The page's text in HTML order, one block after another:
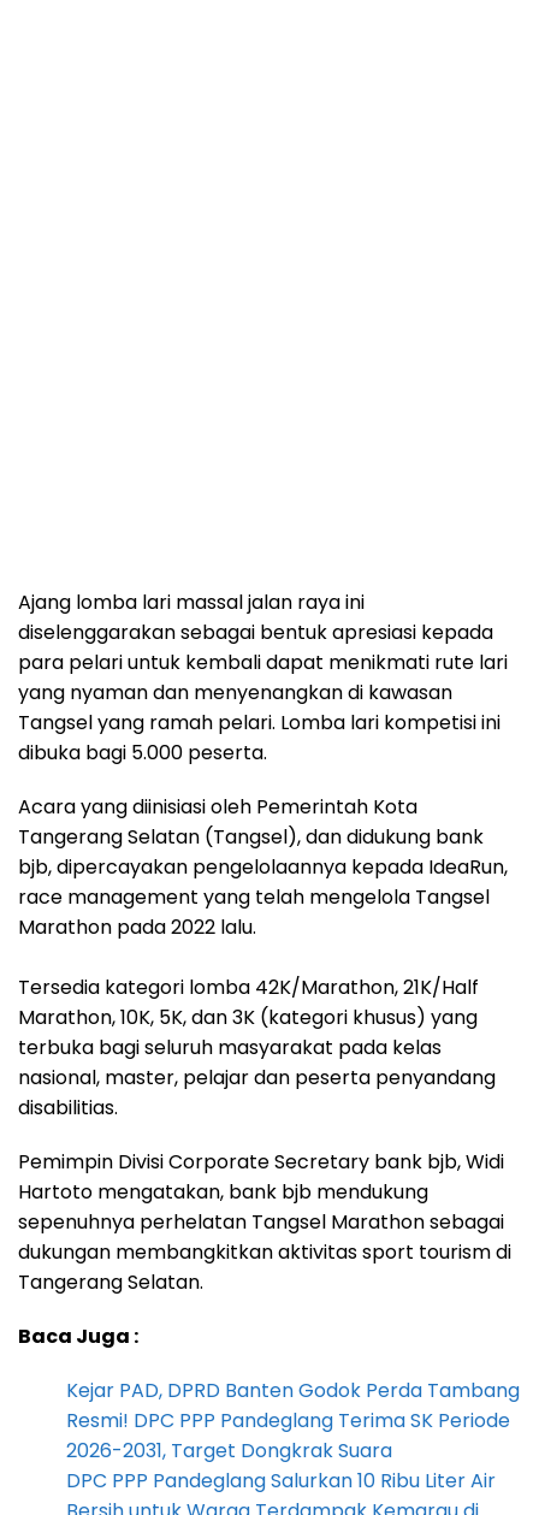
Ajang lomba lari massal jalan raya ini
diselenggarakan sebagai bentuk apresiasi kepada
para pelari untuk kembali dapat menikmati rute lari
yang nyaman dan menyenangkan di kawasan
Tangsel yang ramah pelari. Lomba lari kompetisi ini
dibuka bagi 5.000 peserta.
Acara yang diinisiasi oleh Pemerintah Kota
Tangerang Selatan (Tangsel), dan didukung bank
bjb, dipercayakan pengelolaannya kepada IdeaRun,
race management yang telah mengelola Tangsel
Marathon pada 2022 lalu.
Tersedia kategori lomba 42K/Marathon, 21K/Half
Marathon, 10K, 5K, dan 3K (kategori khusus) yang
terbuka bagi seluruh masyarakat pada kelas
nasional, master, pelajar dan peserta penyandang
disabilitias.
Pemimpin Divisi Corporate Secretary bank bjb, Widi
Hartoto mengatakan, bank bjb mendukung
sepenuhnya perhelatan Tangsel Marathon sebagai
dukungan membangkitkan aktivitas sport tourism di
Tangerang Selatan.
Baca Juga :
Kejar PAD, DPRD Banten Godok Perda Tambang
Resmi! DPC PPP Pandeglang Terima SK Periode
2026-2031, Target Dongkrak Suara
DPC PPP Pandeglang Salurkan 10 Ribu Liter Air